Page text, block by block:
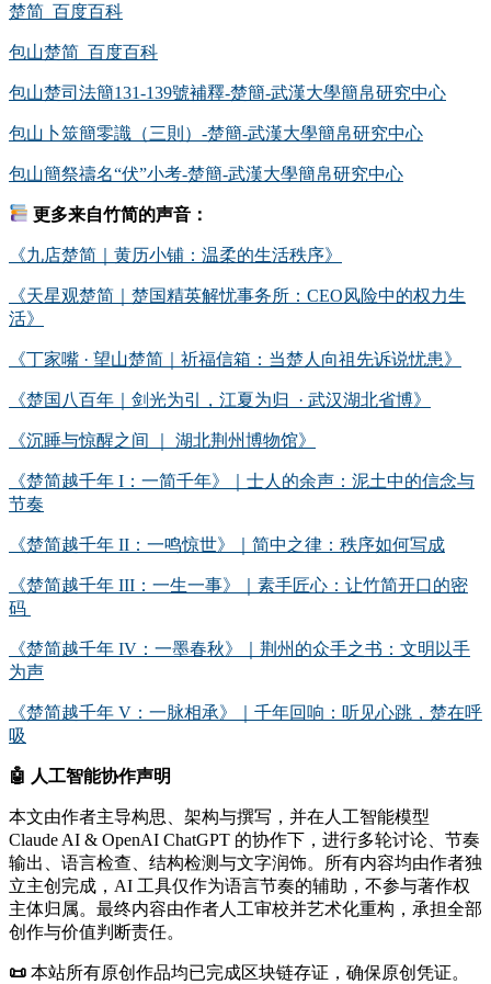
楚简_百度百科
包山楚简_百度百科
包山楚司法簡131-139號補釋-楚簡-武漢大學簡帛研究中心
包山卜筮簡零識（三則）-楚簡-武漢大學簡帛研究中心
包山簡祭禱名“伏”小考-楚簡-武漢大學簡帛研究中心
更多来自竹简的声音：
《九店楚简｜黄历小铺：温柔的生活秩序》
《天星观楚简｜楚国精英解忧事务所：CEO风险中的权力生
活》
《丁家嘴 · 望山楚简｜祈福信箱：当楚人向祖先诉说忧患》
《楚国八百年｜剑光为引，江夏为归 · 武汉湖北省博》
《沉睡与惊醒之间 ｜ 湖北荆州博物馆》
《楚简越千年 I：一简千年》｜士人的余声：泥土中的信念与
节奏
《楚简越千年 II：一鸣惊世》｜简中之律：秩序如何写成
《楚简越千年 III：一生一事》｜素手匠心：让竹简开口的密
码
《楚简越千年 IV：一墨春秋》｜荆州的众手之书：文明以手
为声
《楚简越千年 V：一脉相承》｜千年回响：听见心跳，楚在呼
吸
🤖 人工智能协作声明
本文由作者主导构思、架构与撰写，并在人工智能模型
Claude AI & OpenAI ChatGPT 的协作下，进行多轮讨论、节奏
输出、语言检查、结构检测与文字润饰。所有内容均由作者独
立主创完成，AI 工具仅作为语言节奏的辅助，不参与著作权
主体归属。最终内容由作者人工审校并艺术化重构，承担全部
创作与价值判断责任。
📜 本站所有原创作品均已完成区块链存证，确保原创凭证。